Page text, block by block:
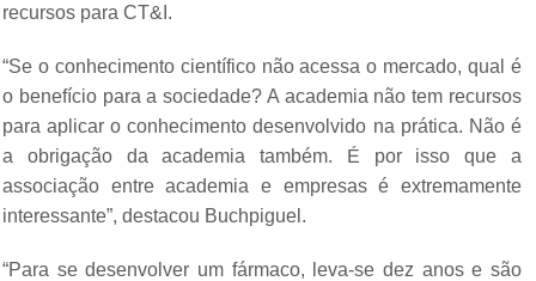
recursos para CT&I.
“Se o conhecimento científico não acessa o mercado, qual é
o benefício para a sociedade? A academia não tem recursos
para aplicar o conhecimento desenvolvido na prática. Não é
a obrigação da academia também. É por isso que a
associação entre academia e empresas é extremamente
interessante”, destacou Buchpiguel.
“Para se desenvolver um fármaco, leva-se dez anos e são